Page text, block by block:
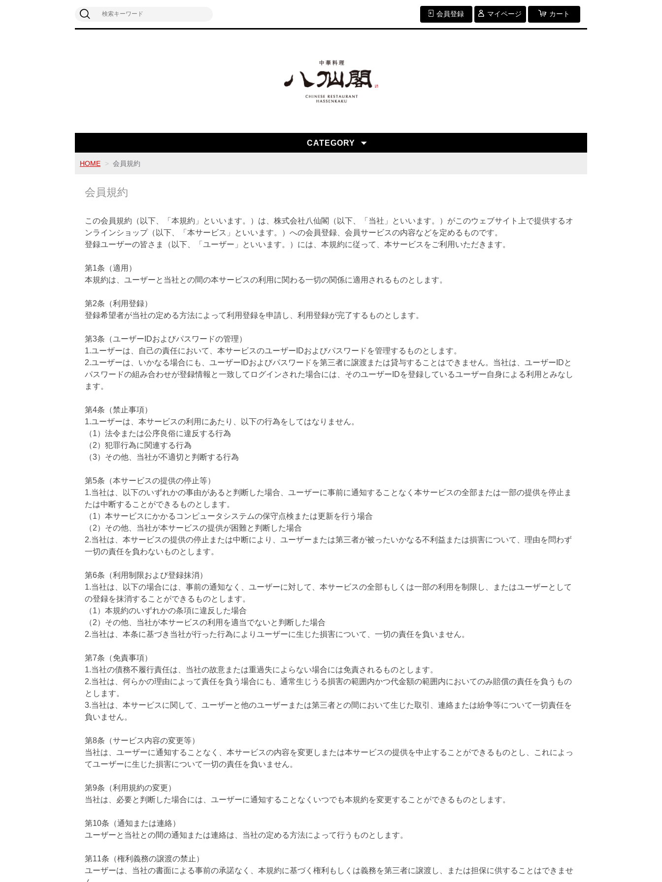
会員登録 マイページ カート
CATEGORY
HOME 会員規約
会員規約
この会員規約（以下、「本規約」といいます。）は、株式会社八仙閣（以下、「当社」といいます。）がこのウェブサイト上で提供するオ
ンラインショップ（以下、「本サービス」といいます。）への会員登録、会員サービスの内容などを定めるものです。
登録ユーザーの皆さま（以下、「ユーザー」といいます。）には、本規約に従って、本サービスをご利用いただきます。
第1条（適用）
本規約は、ユーザーと当社との間の本サービスの利用に関わる一切の関係に適用されるものとします。
第2条（利用登録）
登録希望者が当社の定める方法によって利用登録を申請し、利用登録が完了するものとします。
第3条（ユーザーIDおよびパスワードの管理）
1.ユーザーは、自己の責任において、本サービスのユーザーIDおよびパスワードを管理するものとします。
2.ユーザーは、いかなる場合にも、ユーザーIDおよびパスワードを第三者に譲渡または貸与することはできません。当社は、ユーザーIDと
パスワードの組み合わせが登録情報と一致してログインされた場合には、そのユーザーIDを登録しているユーザー自身による利用とみなし
ます。
第4条（禁止事項）
1.ユーザーは、本サービスの利用にあたり、以下の行為をしてはなりません。
（1）法令または公序良俗に違反する行為
（2）犯罪行為に関連する行為
（3）その他、当社が不適切と判断する行為
第5条（本サービスの提供の停止等）
1.当社は、以下のいずれかの事由があると判断した場合、ユーザーに事前に通知することなく本サービスの全部または一部の提供を停止ま
たは中断することができるものとします。
（1）本サービスにかかるコンピュータシステムの保守点検または更新を行う場合
（2）その他、当社が本サービスの提供が困難と判断した場合
2.当社は、本サービスの提供の停止または中断により、ユーザーまたは第三者が被ったいかなる不利益または損害について、理由を問わず
一切の責任を負わないものとします。
第6条（利用制限および登録抹消）
1.当社は、以下の場合には、事前の通知なく、ユーザーに対して、本サービスの全部もしくは一部の利用を制限し、またはユーザーとして
の登録を抹消することができるものとします。
（1）本規約のいずれかの条項に違反した場合
（2）その他、当社が本サービスの利用を適当でないと判断した場合
2.当社は、本条に基づき当社が行った行為によりユーザーに生じた損害について、一切の責任を負いません。
第7条（免責事項）
1.当社の債務不履行責任は、当社の故意または重過失によらない場合には免責されるものとします。
2.当社は、何らかの理由によって責任を負う場合にも、通常生じうる損害の範囲内かつ代金額の範囲内においてのみ賠償の責任を負うもの
とします。
3.当社は、本サービスに関して、ユーザーと他のユーザーまたは第三者との間において生じた取引、連絡または紛争等について一切責任を
負いません。
第8条（サービス内容の変更等）
当社は、ユーザーに通知することなく、本サービスの内容を変更しまたは本サービスの提供を中止することができるものとし、これによっ
てユーザーに生じた損害について一切の責任を負いません。
第9条（利用規約の変更）
当社は、必要と判断した場合には、ユーザーに通知することなくいつでも本規約を変更することができるものとします。
第10条（通知または連絡）
ユーザーと当社との間の通知または連絡は、当社の定める方法によって行うものとします。
第11条（権利義務の譲渡の禁止）
ユーザーは、当社の書面による事前の承諾なく、本規約に基づく権利もしくは義務を第三者に譲渡し、または担保に供することはできませ